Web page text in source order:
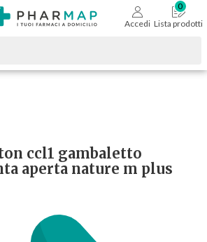
Accedi Lista prodotti
ccl1 gambaletto
aperta nature m plus